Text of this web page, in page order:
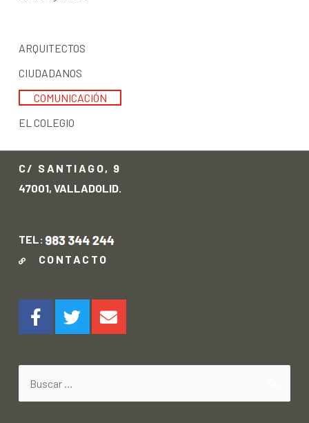
ARQUITECTOS
CIUDADANOS
COMUNICACIÓN
EL COLEGIO
C/ SANTIAGO, 9
47001, VALLADOLID.
TEL:
CONTACTO